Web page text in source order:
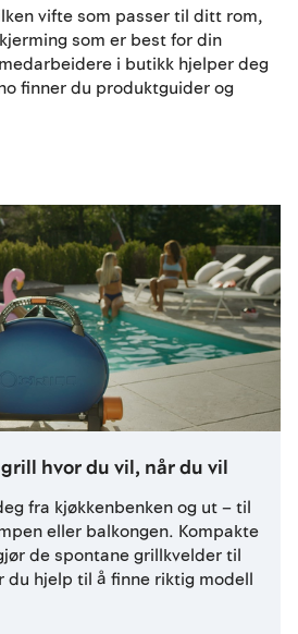
vifte som passer til ditt rom,
som er best for din
i butikk hjelper deg
finner du produktguider og
hvor du vil, når du vil
fra kjøkkenbenken og ut – til
eller balkongen. Kompakte
de spontane grillkvelder til
du hjelp til å finne riktig modell